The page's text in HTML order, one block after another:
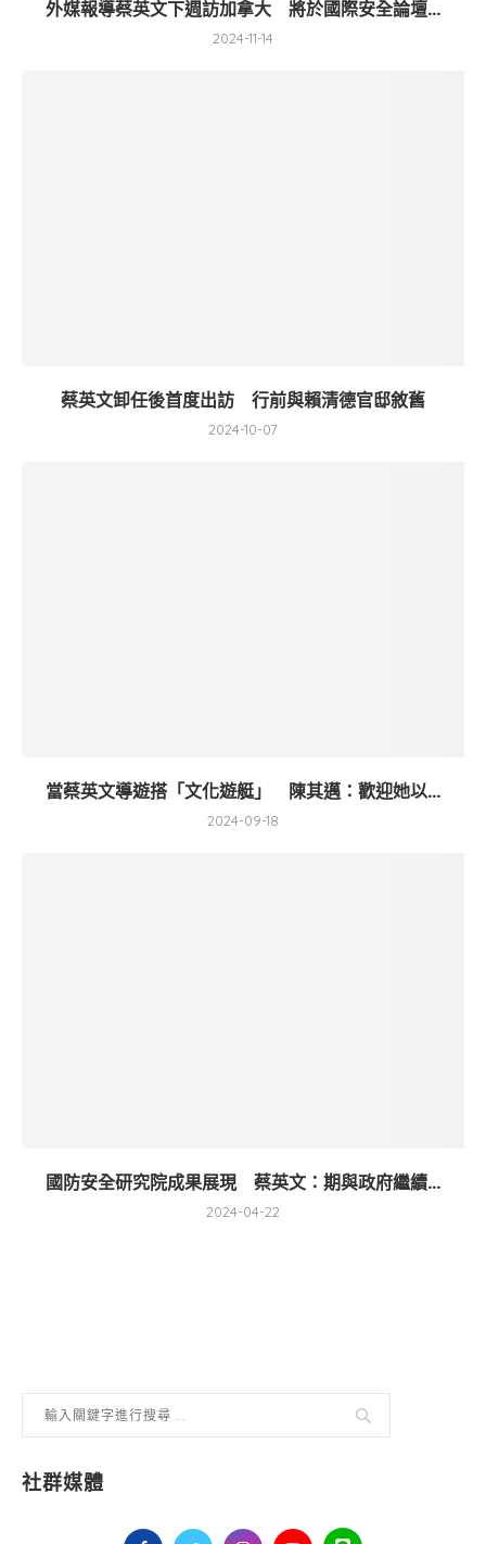
外媒報導蔡英文下週訪加拿大 將於國際安全論壇...
2024-11-14
蔡英文卸任後首度出訪 行前與賴清德官邸敘舊
2024-10-07
當蔡英文導遊搭「文化遊艇」 陳其邁：歡迎她以...
2024-09-18
國防安全研究院成果展現 蔡英文：期與政府繼續...
2024-04-22
社群媒體